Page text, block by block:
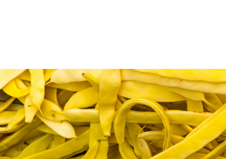
Φασολάκια καναρίνια, τι όμορφο όνομα για αυτά τα
κίτρινα, τρυφερά, φρέσκα φασόλια
Η ιδιαίτερη αυτή ποικιλία, γνωστή ως «καναρίνια»,
δεν είναι ευρέως γνωστή. Όταν πηγαίνω στη λαϊκή,
παρατηρώ πως ο κόσμος τα κοιτάζει με περιέργεια,